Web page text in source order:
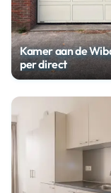
Kamer aan de
per direct